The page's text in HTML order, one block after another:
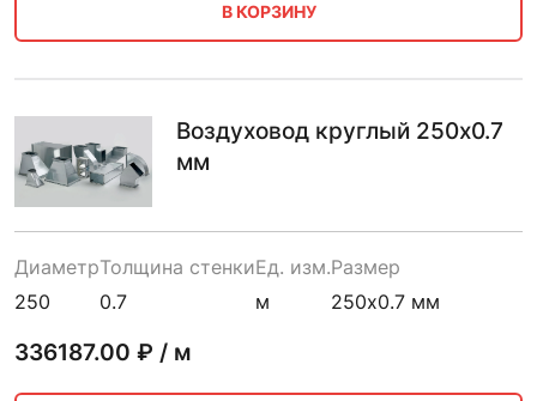
В КОРЗИНУ
Воздуховод круглый 250х0.7
мм
Диаметр
250
Толщина стенки
0.7
Ед. изм.
м
Размер
250х0.7 мм
336187.00 ₽ / м